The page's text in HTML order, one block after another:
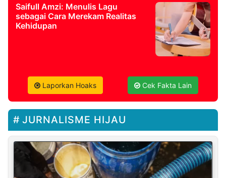
Saifull Amzi: Menulis Lagu
sebagai Cara Merekam Realitas
Kehidupan
Laporkan Hoaks Cek Fakta Lain
JURNALISME HIJAU